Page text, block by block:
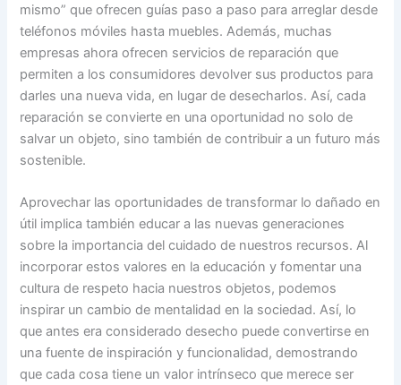
mismo” que ofrecen guías paso a paso para arreglar desde
teléfonos móviles hasta muebles. Además, muchas
empresas ahora ofrecen servicios de reparación que
permiten a los consumidores devolver sus productos para
darles una nueva vida, en lugar de desecharlos. Así, cada
reparación se convierte en una oportunidad no solo de
salvar un objeto, sino también de contribuir a un futuro más
sostenible.
Aprovechar las oportunidades de transformar lo dañado en
útil implica también educar a las nuevas generaciones
sobre la importancia del cuidado de nuestros recursos. Al
incorporar estos valores en la educación y fomentar una
cultura de respeto hacia nuestros objetos, podemos
inspirar un cambio de mentalidad en la sociedad. Así, lo
que antes era considerado desecho puede convertirse en
una fuente de inspiración y funcionalidad, demostrando
que cada cosa tiene un valor intrínseco que merece ser